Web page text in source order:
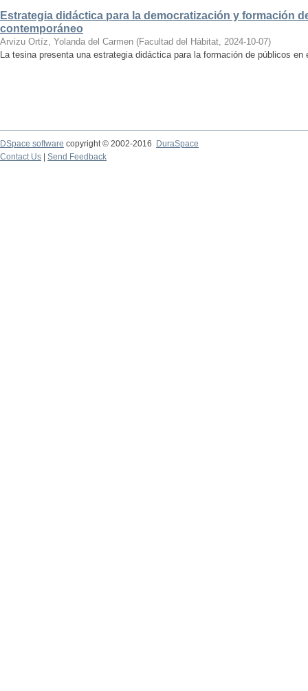
Estrategia didáctica para la democratización y formación
contemporáneo
Arvizu Ortíz, Yolanda del Carmen (Facultad del Hábitat, 2024-10-07)
La tesina presenta una estrategia didáctica para la formación de públicos en
DSpace software copyright © 2002-2016
DuraSpace
Contact Us
Send Feedback